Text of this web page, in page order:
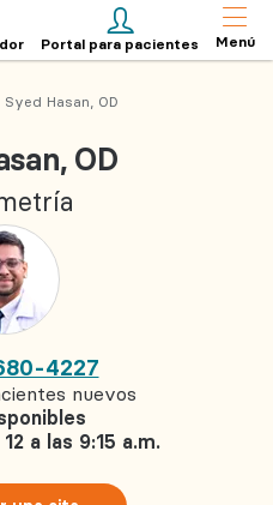
Portal para pacientes Menú
Syed Hasan, OD
OD
4227
nuevos
a las 9:15 a.m.